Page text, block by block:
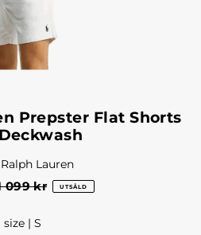
Prepster Flat Shorts
Lauren
099 kr UTSÅLD
size |S